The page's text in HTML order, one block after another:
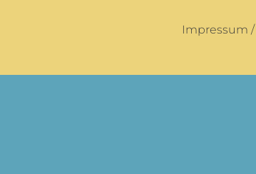
Impressum /